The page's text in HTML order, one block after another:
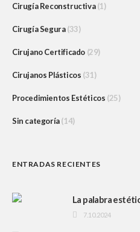
Cirugía Reconstructiva(1)
Cirugía Segura(33)
Cirujano Certificado (29)
Cirujanos Plásticos (31)
Procedimientos Estéticos (25)
Sin categoría(14)
ENTRADAS RECIENTES
La palabra
7.10.2024